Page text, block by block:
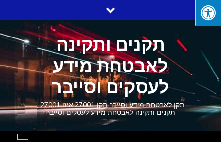
Skip
to
תקנים ותקינה
לאבטחת מידע
לעסקים וסייבר
תקן לאבטחת מידע וסייבר תקן 27001 איזו 27001 ,
תקנים ותקינה לאבטחת מידע לעסקים וסייבר